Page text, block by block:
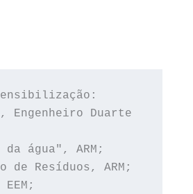
Engenheiro Duarte
água", ARM;
de Resíduos, ARM;